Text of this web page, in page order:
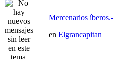
Mercenarios íberos.-
en Elgrancapitan